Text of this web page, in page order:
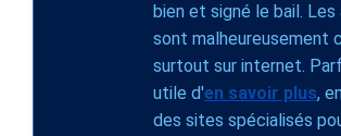
bien et signé le bail. Les
sont malheureusement
surtout sur internet.
utile d'en savoir plus,
des sites spécialisés